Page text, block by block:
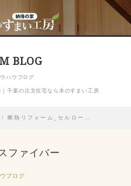
BLOG
ハウブログ
千葉の注文住宅なら木のすまい工房
断熱リフォーム_セルロー…
ファイバー
ブログ